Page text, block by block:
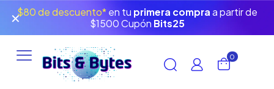
$80 de descuento*en tu primera compra a partir de
$1500 Cupón Bits25
✕
0